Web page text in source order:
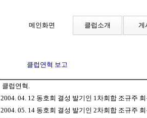
메인화면 클럽소개 게
클럽연혁 보고
클럽연혁.
2004. 04. 12 동호회 결성 발기인 1차회합 조규주
2004. 05. 14 동호회 결성 발기인 2차회합 조규주